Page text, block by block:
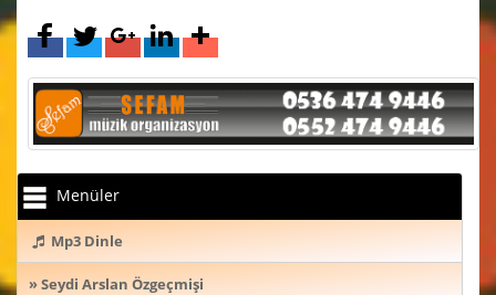
Menüler
Mp3 Dinle
» Seydi Arslan Özgeçmişi